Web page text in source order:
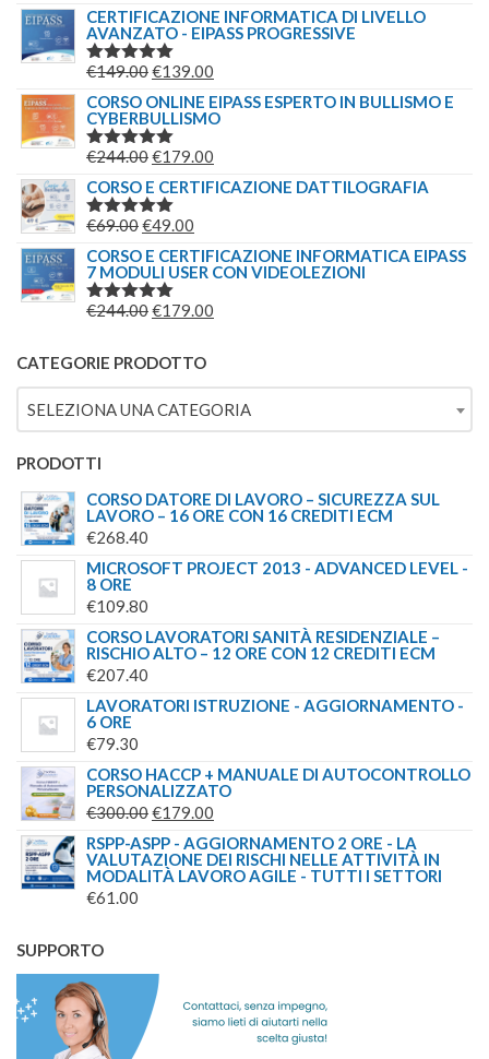
PREZZO
ORIGINALE
ERA:
PREZZO
ATTUALE
CERTIFICAZIONE INFORMATICA DI LIVELLO
AVANZATO - EIPASS PROGRESSIVE
VALUTATO
€149.00IL
PREZZO
ORIGINALE
ERA:
€139.00
PREZZO
ATTUALE
CORSO ONLINE EIPASS ESPERTO IN BULLISMO E
CYBERBULLISMO
VALUTATO
€244.00IL
PREZZO
ORIGINALE
ERA:
€244.00.
€179.00
PREZZO
€179.00.
CORSO E CERTIFICAZIONE DATTILOGRAFIA
VALUTATO
€69.00IL
PREZZO
ORIGINALE
ERA:
€49.00
PREZZO
ATTUALE
È:
CORSO E CERTIFICAZIONE INFORMATICA EIPASS
7 MODULI USER CON VIDEOLEZIONI
VALUTATO
€244.00IL
ORIGINALE
ERA:
€244.00.
€179.00
È:
€179.00.
CATEGORIE PRODOTTO
SELEZIONA UNA CATEGORIA
PRODOTTI
CORSO DATORE DI LAVORO – SICUREZZA SUL
LAVORO – 16 ORE CON 16 CREDITI ECM
€268.40
MICROSOFT PROJECT 2013 - ADVANCED LEVEL -
8 ORE
€109.80
CORSO LAVORATORI SANITÀ RESIDENZIALE –
RISCHIO ALTO – 12 ORE CON 12 CREDITI ECM
€207.40
LAVORATORI ISTRUZIONE - AGGIORNAMENTO -
6 ORE
€79.30
CORSO HACCP + MANUALE DI AUTOCONTROLLO
PERSONALIZZATO
€300.00IL
PREZZO
ORIGINALE
€179.00
PREZZO
ATTUALE
RSPP-ASPP - AGGIORNAMENTO 2 ORE - LA
VALUTAZIONE DEI RISCHI NELLE ATTIVITÀ IN
MODALITÀ LAVORO AGILE - TUTTI I SETTORI
€61.00
SUPPORTO